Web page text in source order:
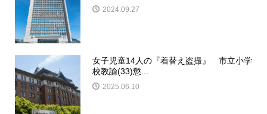
2024.09.27
女子児童14人の『着替え盗撮』 市立小学
校教諭(33)懲...
2025.06.10